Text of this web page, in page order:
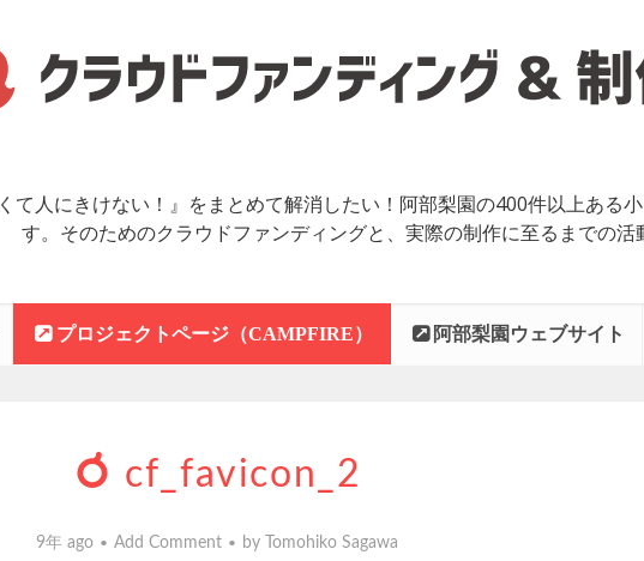
て人にきけない！』をまとめて解消したい！阿部梨園の400件以上ある
す。そのためのクラウドファンディングと、実際の制作に至るまでの活
プロジェクトページ（CAMPFIRE） 阿部梨園ウェブサイト
cf_favicon_2
9年 ago Add Comment by Tomohiko Sagawa